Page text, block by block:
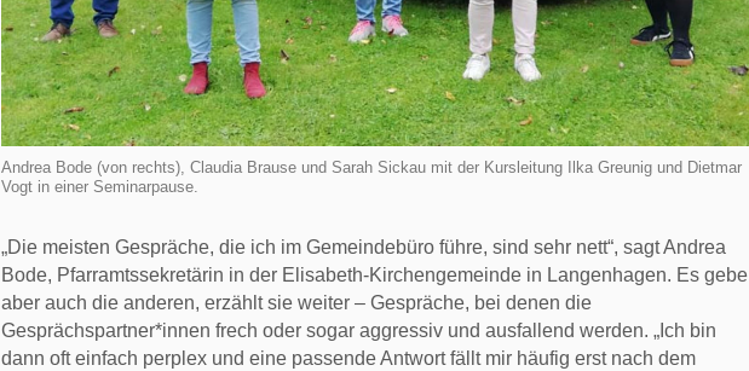
Andrea Bode (von rechts), Claudia Brause und Sarah Sickau mit der Kursleitung Ilka Greunig und Dietmar
Vogt in einer Seminarpause.
„Die meisten Gespräche, die ich im Gemeindebüro führe, sind sehr nett“, sagt Andrea
Bode, Pfarramtssekretärin in der Elisabeth-Kirchengemeinde in Langenhagen. Es gebe
aber auch die anderen, erzählt sie weiter – Gespräche, bei denen die
Gesprächspartner*innen frech oder sogar aggressiv und ausfallend werden. „Ich bin
dann oft einfach perplex und eine passende Antwort fällt mir häufig erst nach dem